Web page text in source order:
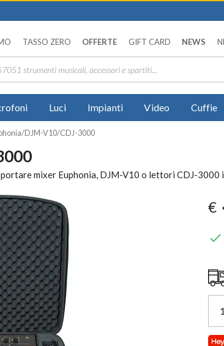
TASSO ZERO OFFERTE GIFT CARD NEWS
Luci Impianti Video Cuffie
DJM-V10/CDJ-3000
mixer Euphonia, DJM-V10 o lettori CDJ-3000
€
